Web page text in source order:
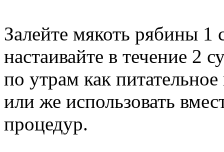
Залейте мякоть рябины 1
настаивайте в течение 2
по утрам как
или же использовать
процедур.